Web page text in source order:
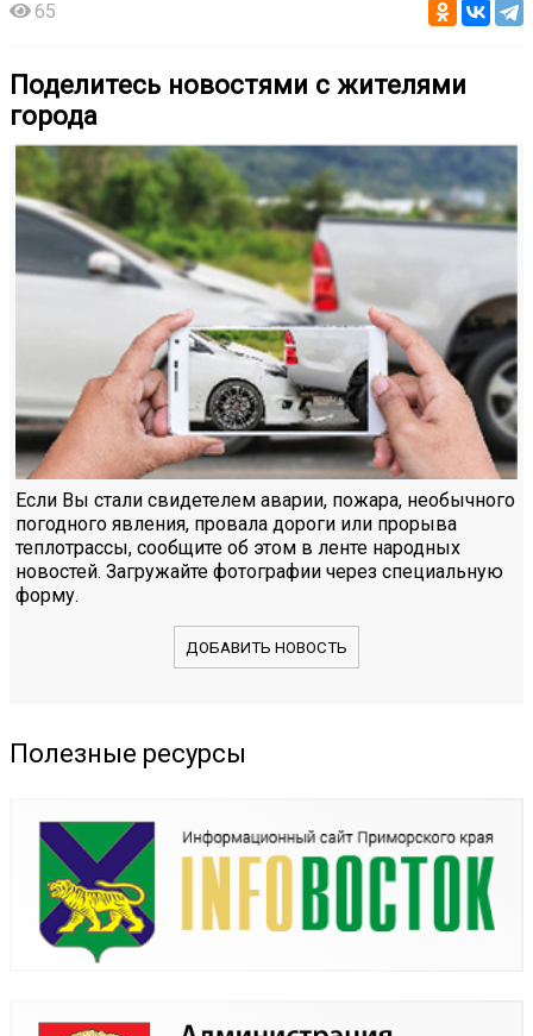
65
Поделитесь новостями с жителями
города
Если Вы стали свидетелем аварии, пожара, необычного
погодного явления, провала дороги или прорыва
теплотрассы, сообщите об этом в ленте народных
новостей. Загружайте фотографии через специальную
форму.
ДОБАВИТЬ НОВОСТЬ
Полезные ресурсы